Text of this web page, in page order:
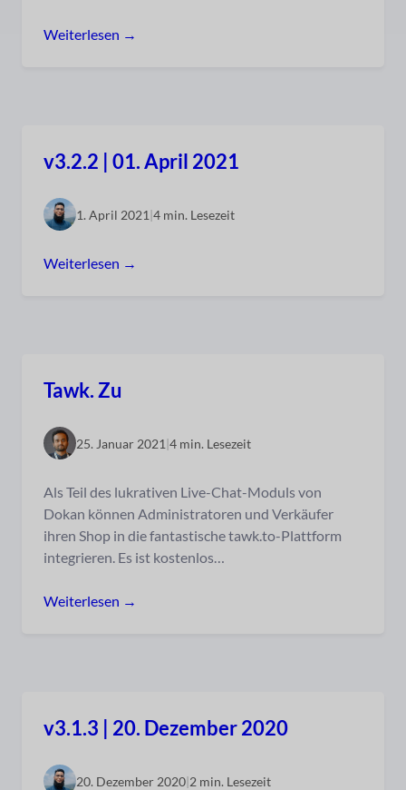
Weiterlesen →
v3.2.2 | 01. April 2021
1. April 2021|4 min. Lesezeit
Weiterlesen →
Tawk. Zu
25. Januar 2021|4 min. Lesezeit
Als Teil des lukrativen Live-Chat-Moduls von
Dokan können Administratoren und Verkäufer
ihren Shop in die fantastische tawk.to-Plattform
integrieren. Es ist kostenlos…
Weiterlesen →
v3.1.3 | 20. Dezember 2020
20. Dezember 2020|2 min. Lesezeit